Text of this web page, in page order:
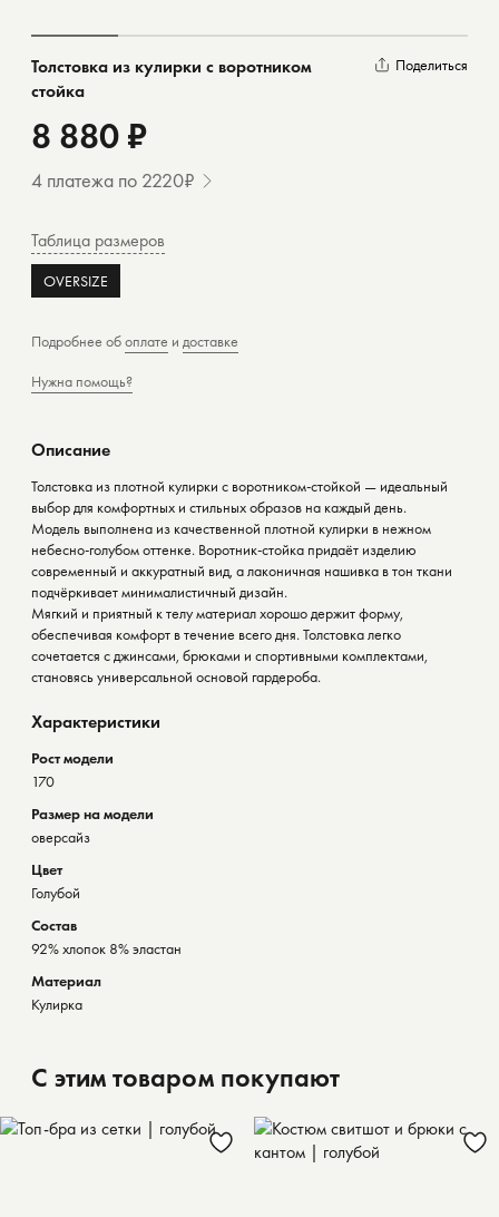
Поделиться
Толстовка из кулирки с воротником
стойка
8 880 ₽
4 платежа по 2220₽
Таблица размеров
OVERSIZE
Подробнее обоплате и доставке
Нужна помощь?
Описание
Толстовка из плотной кулирки с воротником-стойкой — идеальный
выбор для комфортных и стильных образов на каждый день.
Модель выполнена из качественной плотной кулирки в нежном
небесно-голубом оттенке. Воротник-стойка придаёт изделию
современный и аккуратный вид, а лаконичная нашивка в тон ткани
подчёркивает минималистичный дизайн.
Мягкий и приятный к телу материал хорошо держит форму,
обеспечивая комфорт в течение всего дня. Толстовка легко
сочетается с джинсами, брюками и спортивными комплектами,
становясь универсальной основой гардероба.
Характеристики
Рост модели
170
Размер на модели
оверсайз
Цвет
Голубой
Состав
92% хлопок 8% эластан
Материал
Кулирка
С этим товаром покупают